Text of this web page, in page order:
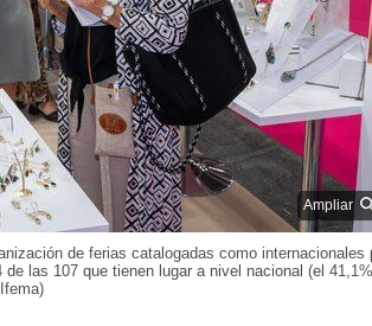
Ampliar
de ferias catalogadas como internacionales
las 107 que tienen lugar a nivel nacional (el